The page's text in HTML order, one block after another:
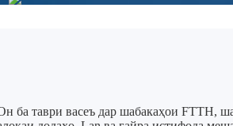
ба таври васеъ дар шабакаҳои FTTH,